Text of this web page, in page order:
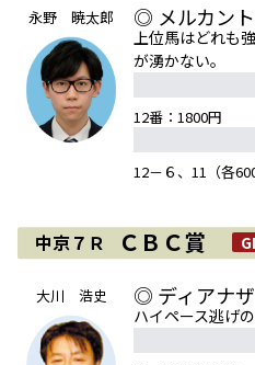
永野 暁太郎 ◎ メルカン
上位馬はどれも
が湧かない。
12番：1800円
12－６、11（各600
中京７Ｒ ＣＢＣ賞
大川 浩史 ◎ ディアナ
ハイペース逃げ